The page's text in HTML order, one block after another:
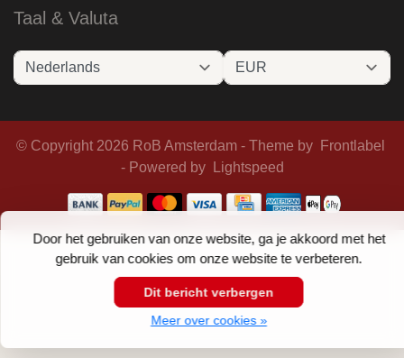
Door het gebruiken van onze website, ga je akkoord met het
gebruik van cookies om onze website te verbeteren.
Dit bericht verbergen
Meer over cookies »
Taal & Valuta
© Copyright 2026 RoB Amsterdam - Theme by
Frontlabel
- Powered by
Lightspeed